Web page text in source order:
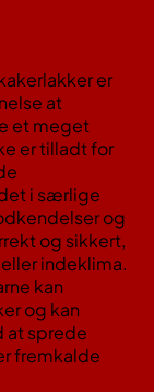
er
at
et meget
er tilladt for
i særlige
og
og sikkert,
indeklima.
kan
og kan
at sprede
fremkalde